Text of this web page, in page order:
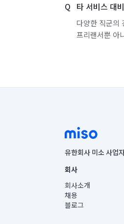
타 서비스 대
다양한 직군의
프리랜서뿐 아
유한회사 미소 사업
사업자등록번호 :
통신판매신고번호 :
대표이사 : CHING
주소 | 본사: 서울특별
컨택센터 : 서울특별
회사
회사소개
채용
블로그